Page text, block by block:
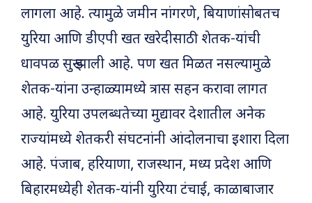
लागला आहे. त्यामुळे जमीन नांगरणे, बियाणांसोबतच
युरिया आणि डीएपी खत खरेदीसाठी शेतक-यांची
धावपळ सुरू झाली आहे. पण खत मिळत नसल्यामुळे
शेतक-यांना उन्हाळ्यामध्ये त्रास सहन करावा लागत
आहे. युरिया उपलब्धतेच्या मुद्यावर देशातील अनेक
राज्यांमध्ये शेतकरी संघटनांनी आंदोलनाचा इशारा दिला
आहे. पंजाब, हरियाणा, राजस्थान, मध्य प्रदेश आणि
बिहारमध्येही शेतक-यांनी युरिया टंचाई, काळाबाजार